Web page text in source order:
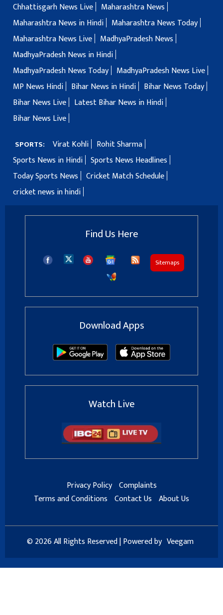
Chhattisgarh News Live
Maharashtra News
Maharashtra News in Hindi
Maharashtra News Today
Maharashtra News Live
MadhyaPradesh News
MadhyaPradesh News in Hindi
MadhyaPradesh News Today
MadhyaPradesh News Live
MP News Hindi
Bihar News in Hindi
Bihar News Today
Bihar News Live
Latest Bihar News in Hindi
Bihar News Live
SPORTS: Virat Kohli
Rohit Sharma
Sports News in Hindi Sports News Headlines
Today Sports News
Cricket Match Schedule
cricket news in hindi
Find Us Here
Sitemaps
Download Apps
Watch Live
Privacy Policy Complaints
Terms and Conditions Contact Us About Us
© 2026 All Rights Reserved | Powered by Veegam